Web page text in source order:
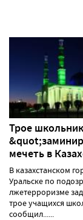
Трое
мечеть в
В казахстанском
Уральске по
лжетерроризме
трое учащихся
сообщил......